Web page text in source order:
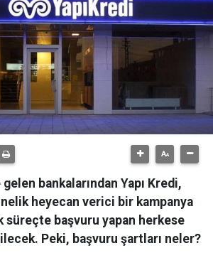
bankalarından Yapı Kredi,
heyecan verici bir kampanya
süreçte başvuru yapan herkese
Peki, başvuru şartları neler?